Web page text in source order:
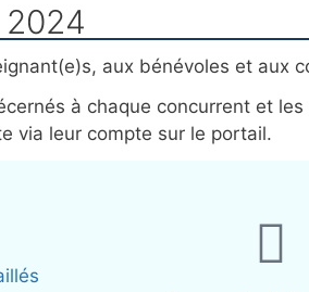
2024
aux bénévoles et aux
à chaque concurrent et
via leur compte sur le portail.